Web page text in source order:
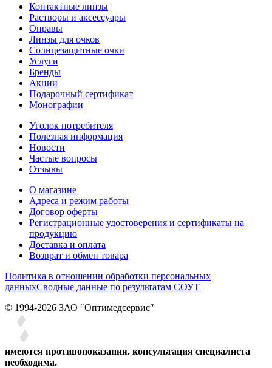
Контактные линзы
Растворы и аксессуары
Оправы
Линзы для очков
Солнцезащитные очки
Услуги
Бренды
Акции
Подарочный сертификат
Монографии
Уголок потребителя
Полезная информация
Новости
Частые вопросы
Отзывы
О магазине
Адреса и режим работы
Договор оферты
Регистрационные удостоверения и сертификаты на
продукцию
Доставка и оплата
Возврат и обмен товара
Политика в отношении обработки персональных
данныхСводные данные по результатам СОУТ
© 1994-2026 ЗАО ″Оптимедсервис″
имеются противопоказания. консультация специалиста
необходима.